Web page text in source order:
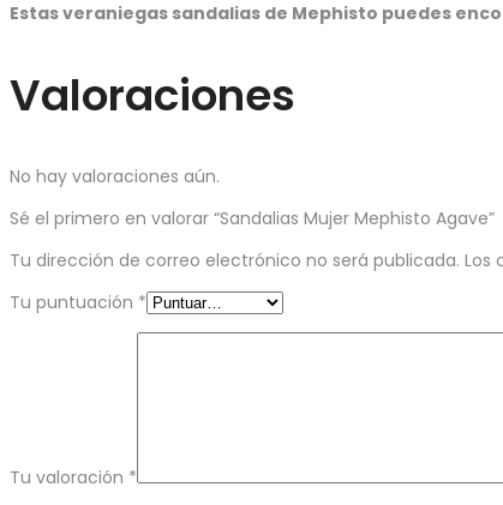
Estas veraniegas sandalias de Mephisto puedes
Valoraciones
No hay valoraciones aún.
Sé el primero en valorar “Sandalias Mujer Mephisto Agave”
Tu dirección de correo electrónico no será publicada. Los
Tu puntuación *
Tu valoración *